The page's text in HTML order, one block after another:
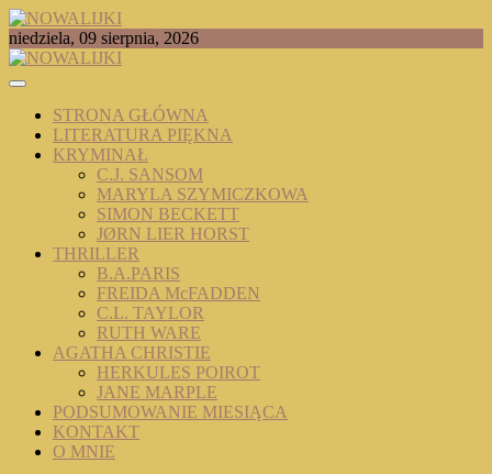
Skip
to
content
NOWALIJKI
TOMASZ RADOCHOŃSKI PISZE O KSIĄŻKACH
niedziela, 09 sierpnia, 2026
STRONA GŁÓWNA
LITERATURA PIĘKNA
KRYMINAŁ
C.J. SANSOM
MARYLA SZYMICZKOWA
SIMON BECKETT
JØRN LIER HORST
THRILLER
B.A.PARIS
FREIDA McFADDEN
C.L. TAYLOR
RUTH WARE
AGATHA CHRISTIE
HERKULES POIROT
JANE MARPLE
PODSUMOWANIE MIESIĄCA
KONTAKT
O MNIE